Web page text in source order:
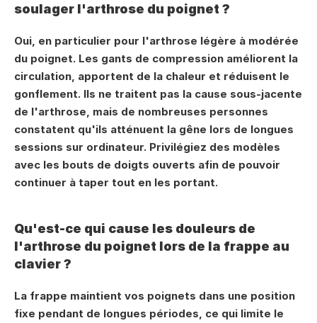
soulager l'arthrose du poignet ?
Oui, en particulier pour l'arthrose légère à modérée
du poignet. Les gants de compression améliorent la
circulation, apportent de la chaleur et réduisent le
gonflement. Ils ne traitent pas la cause sous-jacente
de l'arthrose, mais de nombreuses personnes
constatent qu'ils atténuent la gêne lors de longues
sessions sur ordinateur. Privilégiez des modèles
avec les bouts de doigts ouverts afin de pouvoir
continuer à taper tout en les portant.
Qu'est-ce qui cause les douleurs de
l'arthrose du poignet lors de la frappe au
clavier ?
La frappe maintient vos poignets dans une position
fixe pendant de longues périodes, ce qui limite le